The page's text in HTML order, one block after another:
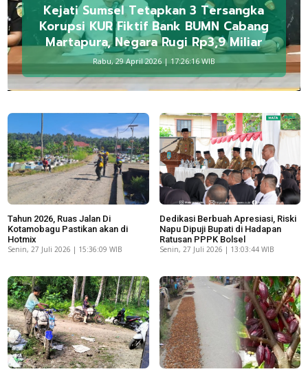
Kejati Sumsel Tetapkan 3 Tersangka
Korupsi KUR Fiktif Bank BUMN Cabang
Martapura, Negara Rugi Rp3,9 Miliar
Rabu, 29 April 2026 | 17:26:16 WIB
Tahun 2026, Ruas Jalan Di
Kotamobagu Pastikan akan di
Hotmix
Senin, 27 Juli 2026 | 15:36:09 WIB
Dedikasi Berbuah Apresiasi, Riski
Napu Dipuji Bupati di Hadapan
Ratusan PPPK Bolsel
Senin, 27 Juli 2026 | 13:03:44 WIB